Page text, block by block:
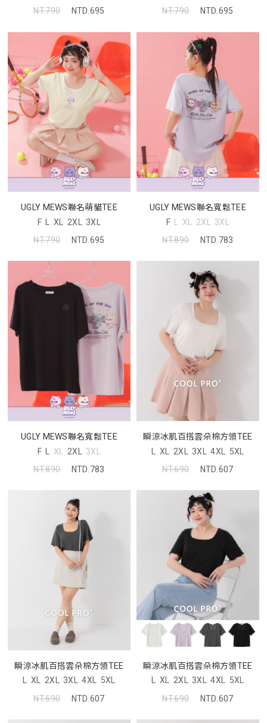
NT.790
NTD.695
NT.790
NTD.695
UGLY MEWS聯名萌貓TEE
F L XL 2XL 3XL
NT.790
NTD.695
UGLY MEWS聯名寬鬆TEE
F L XL 2XL 3XL
NT.890
NTD.783
UGLY MEWS聯名寬鬆TEE
F L XL 2XL 3XL
NT.890
NTD.783
瞬涼冰肌百搭雲朵棉方領TEE
L XL 2XL 3XL 4XL 5XL
NT.690
NTD.607
瞬涼冰肌百搭雲朵棉方領TEE
L XL 2XL 3XL 4XL 5XL
NT.690
NTD.607
瞬涼冰肌百搭雲朵棉方領TEE
L XL 2XL 3XL 4XL 5XL
NT.690
NTD.607